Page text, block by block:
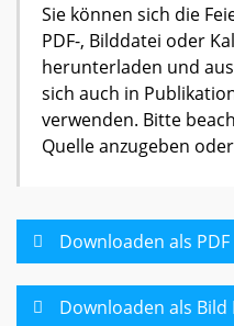
Sie können sich die
PDF-, Bilddatei oder
herunterladen und
sich auch in
verwenden. Bitte
Quelle anzugeben
Downloaden als
Downloaden als Bild